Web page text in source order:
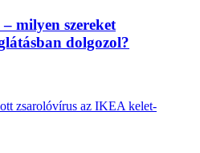
milyen szereket
dolgozol?